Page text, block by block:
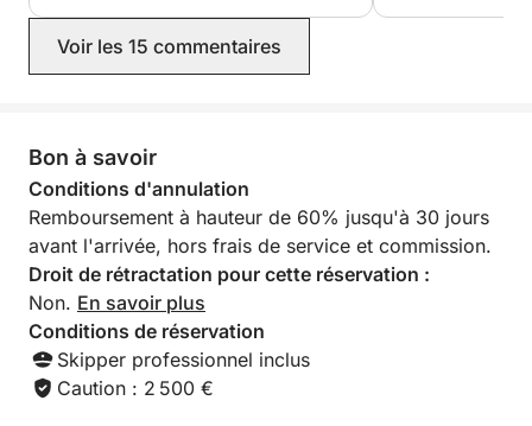
les nuits au port, etc. Nous avons
passé un séjour merveilleux ! Mateo et
inoubliables de nos vacances en
Sardaigne.
Voir les 15 commentaires
Bon à savoir
Conditions d'annulation
Remboursement à hauteur de 60% jusqu'à 30 jours
avant l'arrivée, hors frais de service et commission.
Droit de rétractation pour cette réservation :
Non. En savoir plus
Conditions de réservation
Skipper professionnel inclus
Caution : 2 500 €